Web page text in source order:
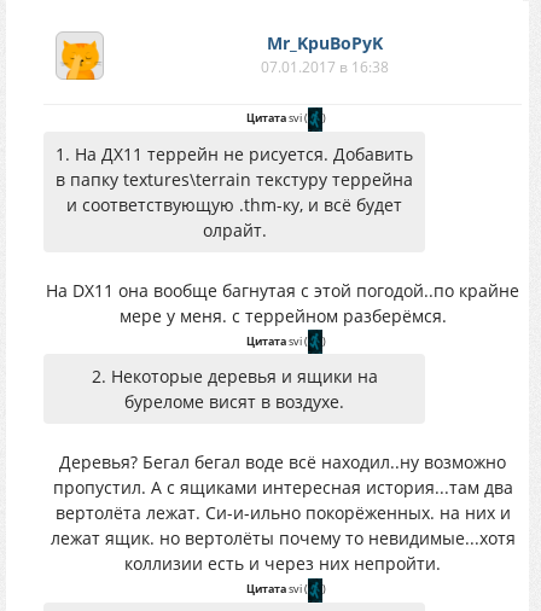
Mr_KpuBoPyK
07.01.2017 в 16:38
Цитатаsvi( )
1. На ДХ11 террейн не рисуется. Добавить
в папку textures\terrain текстуру террейна
и соответствующую .thm-ку, и всё будет
олрайт.
На DX11 она вообще багнутая с этой погодой..по крайне
мере у меня. с террейном разберёмся.
Цитатаsvi( )
2. Некоторые деревья и ящики на
буреломе висят в воздухе.
Деревья? Бегал бегал воде всё находил..ну возможно
пропустил. А с ящиками интересная история...там два
вертолёта лежат. Си-и-ильно покорёженных. на них и
лежат ящик. но вертолёты почему то невидимые...хотя
коллизии есть и через них непройти.
Цитатаsvi( )